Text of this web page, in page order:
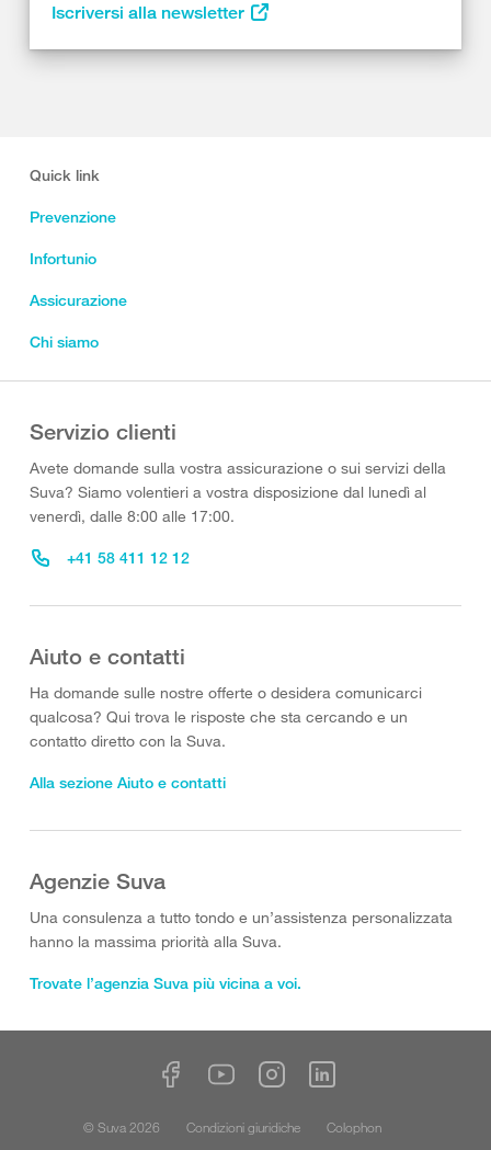
Iscriversi alla newsletter
Quick link
Prevenzione
Infortunio
Assicurazione
Chi siamo
Servizio clienti
Avete domande sulla vostra assicurazione o sui servizi della
Suva? Siamo volentieri a vostra disposizione dal lunedì al
venerdì, dalle 8:00 alle 17:00.
+41 58 411 12 12
Aiuto e contatti
Ha domande sulle nostre offerte o desidera comunicarci
qualcosa? Qui trova le risposte che sta cercando e un
contatto diretto con la Suva.
Alla sezione Aiuto e contatti
Agenzie Suva
Una consulenza a tutto tondo e un’assistenza personalizzata
hanno la massima priorità alla Suva.
Trovate l’agenzia Suva più vicina a voi.
© Suva 2026 Condizioni giuridiche Colophon